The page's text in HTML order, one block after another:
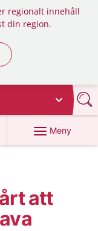
regionalt innehåll
din region.
Meny
att